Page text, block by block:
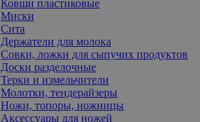
Ковши пластиковые
Миски
Сита
Держатели для молока
Совки, ложки для сыпучих продуктов
Доски разделочные
Терки и измельчители
Молотки, тендерайзеры
Ножи, топоры, ножницы
Аксессуары для ножей